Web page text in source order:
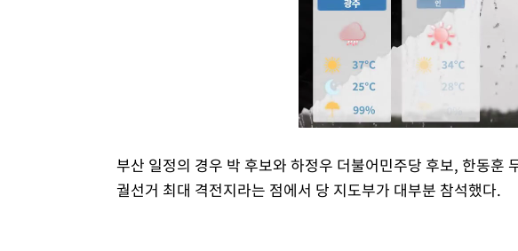
부산 일정의 경우 박 후보와 하정우 더불어민주당 후보, 한동훈
궐선거 최대 격전지라는 점에서 당 지도부가 대부분 참석했다.